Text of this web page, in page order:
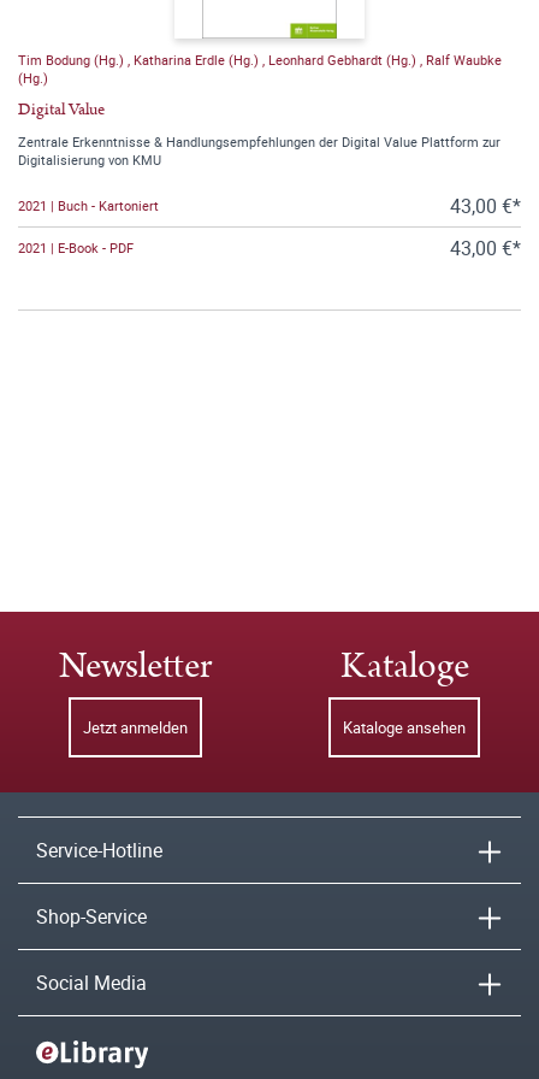
Tim Bodung (Hg.) Katharina Erdle (Hg.) Leonhard Gebhardt (Hg.)
Ralf Waubke
(Hg.)
Digital Value
Zentrale Erkenntnisse & Handlungsempfehlungen der Digital Value Plattform zur
Digitalisierung von KMU
2021 | Buch - Kartoniert 43,00 €*
2021 | E-Book - PDF 43,00 €*
Newsletter
Jetzt anmelden
Kataloge
Kataloge ansehen
Service-Hotline
Shop-Service
Social Media